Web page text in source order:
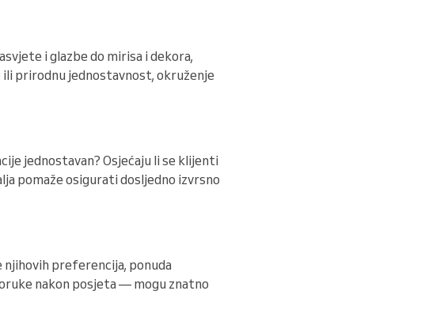
i glazbe do mirisa i dekora,
ili prirodnu jednostavnost, okruženje
jednostavan? Osjećaju li se klijenti
pomaže osigurati dosljedno izvrsno
preferencija, ponuda
nakon posjeta — mogu znatno